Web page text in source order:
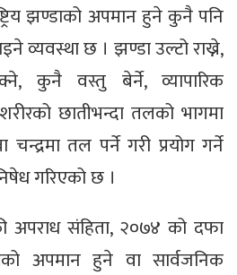
झण्डाको अपमान हुने कुनै पनि
व्यवस्था छ । झण्डा उल्टो राख्ने,
कुनै वस्तु बेर्ने, व्यापारिक
शरीरको छातीभन्दा तलको भागमा
चन्द्रमा तल पर्ने गरी प्रयोग गर्ने
गरिएको छ ।
अपराध संहिता, २०७४ को दफा
अपमान हुने वा सार्वजनिक